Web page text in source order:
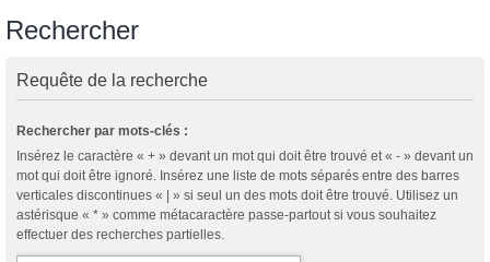
Rechercher
Requête de la recherche
Rechercher par mots-clés :
Insérez le caractère « + » devant un mot qui doit être trouvé et « - » devant un
mot qui doit être ignoré. Insérez une liste de mots séparés entre des barres
verticales discontinues « | » si seul un des mots doit être trouvé. Utilisez un
astérisque « * » comme métacaractère passe-partout si vous souhaitez
effectuer des recherches partielles.